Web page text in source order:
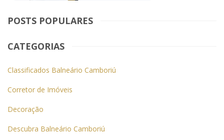
POSTS POPULARES
CATEGORIAS
Classificados Balneário Camboriú
Corretor de Imóveis
Decoração
Descubra Balneário Camboriú